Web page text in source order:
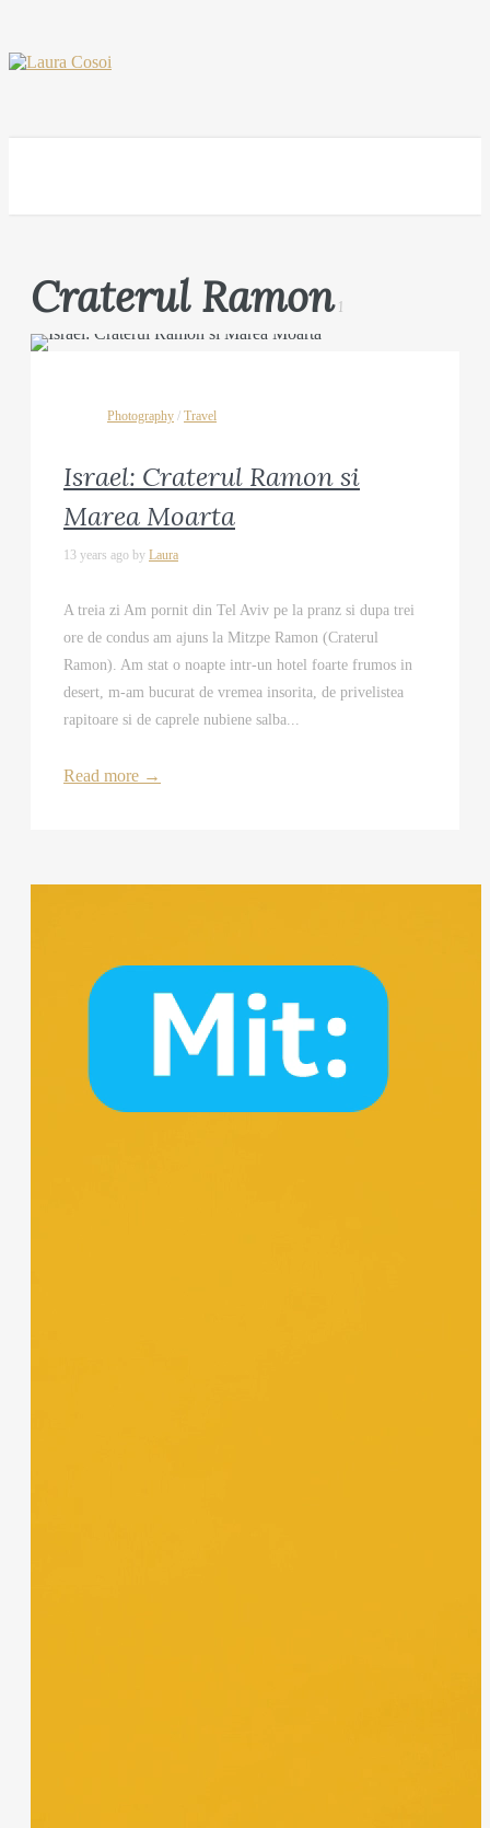
Craterul Ramon1
Photography / Travel
Israel: Craterul Ramon si
Marea Moarta
13 years ago by Laura
A treia zi Am pornit din Tel Aviv pe la pranz si dupa trei
ore de condus am ajuns la Mitzpe Ramon (Craterul
Ramon). Am stat o noapte intr-un hotel foarte frumos in
desert, m-am bucurat de vremea insorita, de privelistea
rapitoare si de caprele nubiene salba...
Read more →